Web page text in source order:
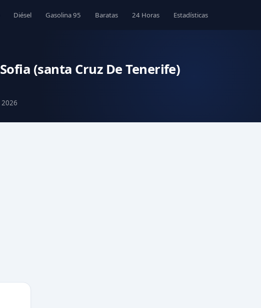
Diésel Gasolina 95 Baratas 24 Horas Estadísticas
(santa Cruz De Tenerife)